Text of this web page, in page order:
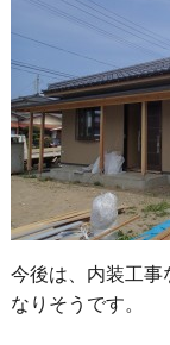
今後は、内装工事
なりそうです。